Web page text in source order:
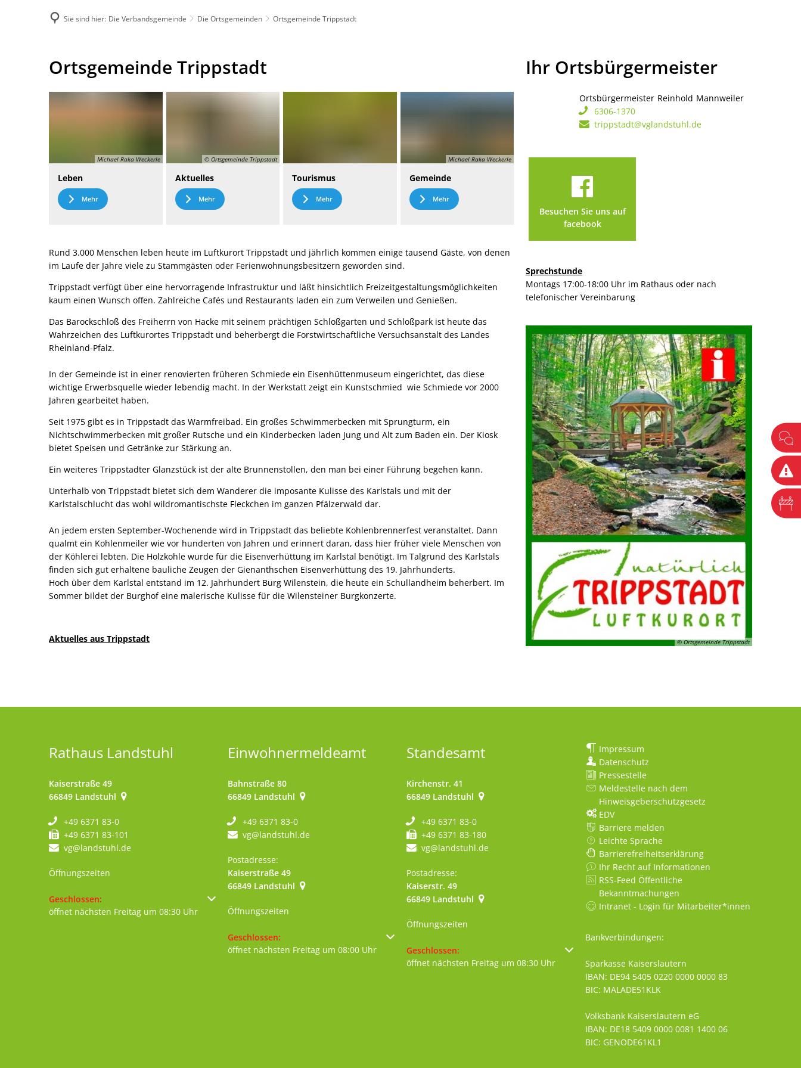
Sie sind hier: Die Verbandsgemeinde Die Ortsgemeinden Ortsgemeinde Trippstadt
Ortsgemeinde
Trippstadt
Ortsgemeinde Trippstadt
Michael Raka Weckerle
Leben
Mehr
© Ortsgemeinde Trippstadt
Aktuelles
Mehr
Tourismus
Mehr
Michael Raka Weckerle
Gemeinde
Mehr
Rund 3.000 Menschen leben heute im Luftkurort Trippstadt und jährlich kommen einige tausend Gäste, von denen
im Laufe der Jahre viele zu Stammgästen oder Ferienwohnungsbesitzern geworden sind.
Trippstadt verfügt über eine hervorragende Infrastruktur und läßt hinsichtlich Freizeitgestaltungsmöglichkeiten
kaum einen Wunsch offen. Zahlreiche Cafés und Restaurants laden ein zum Verweilen und Genießen.
Das Barockschloß des Freiherrn von Hacke mit seinem prächtigen Schloßgarten und Schloßpark ist heute das
Wahrzeichen des Luftkurortes Trippstadt und beherbergt die Forstwirtschaftliche Versuchsanstalt des Landes
Rheinland-Pfalz.
In der Gemeinde ist in einer renovierten früheren Schmiede ein Eisenhüttenmuseum eingerichtet, das diese
wichtige Erwerbsquelle wieder lebendig macht. In der Werkstatt zeigt ein Kunstschmied wie Schmiede vor 2000
Jahren gearbeitet haben.
Seit 1975 gibt es in Trippstadt das Warmfreibad. Ein großes Schwimmerbecken mit Sprungturm, ein
Nichtschwimmerbecken mit großer Rutsche und ein Kinderbecken laden Jung und Alt zum Baden ein. Der Kiosk
bietet Speisen und Getränke zur Stärkung an.
Ein weiteres Trippstadter Glanzstück ist der alte Brunnenstollen, den man bei einer Führung begehen kann.
Unterhalb von Trippstadt bietet sich dem Wanderer die imposante Kulisse des Karlstals und mit der
Karlstalschlucht das wohl wildromantischste Fleckchen im ganzen Pfälzerwald dar.
An jedem ersten September-Wochenende wird in Trippstadt das beliebte Kohlenbrennerfest veranstaltet. Dann
qualmt ein Kohlenmeiler wie vor hunderten von Jahren und erinnert daran, dass hier früher viele Menschen von
der Köhlerei lebten. Die Holzkohle wurde für die Eisenverhüttung im Karlstal benötigt. Im Talgrund des Karlstals
finden sich gut erhaltene bauliche Zeugen der Gienanthschen Eisenverhüttung des 19. Jahrhunderts.
Hoch über dem Karlstal entstand im 12. Jahrhundert Burg Wilenstein, die heute ein Schullandheim beherbert. Im
Sommer bildet der Burghof eine malerische Kulisse für die Wilensteiner Burgkonzerte.
Aktuelles aus Trippstadt
Ihr Ortsbürgermeister
Ortsbürgermeister Reinhold Mannweiler
6306-1370
trippstadt@vglandstuhl.de
Besuchen Sie uns auf
facebook
Sprechstunde
Montags 17:00-18:00 Uhr im Rathaus oder nach
telefonischer Vereinbarung
© Ortsgemeinde Trippstadt
Rathaus Landstuhl
Kaiserstraße 49
66849 Landstuhl
+49 6371 83-0
+49 6371 83-101
vg@landstuhl.de
Öffnungszeiten
Klicken, um weitere Öffnungs- oder Schließzeiten auszublenden
Geschlossen:
öffnet nächsten Freitag um 08:30 Uhr
Einwohnermeldeamt
Bahnstraße 80
66849 Landstuhl
+49 6371 83-0
vg@landstuhl.de
Postadresse:
Kaiserstraße 49
66849 Landstuhl
Öffnungszeiten
Klicken, um weitere Öffnungs- oder Schließzeiten auszublenden
Geschlossen:
öffnet nächsten Freitag um 08:00 Uhr
Standesamt
Kirchenstr. 41
66849 Landstuhl
+49 6371 83-0
+49 6371 83-180
vg@landstuhl.de
Postadresse:
Kaiserstr. 49
66849 Landstuhl
Öffnungszeiten
Klicken, um weitere Öffnungs- oder Schließzeiten auszublenden
Geschlossen:
öffnet nächsten Freitag um 08:30 Uhr
Impressum
Datenschutz
Pressestelle
Meldestelle nach dem
Hinweisgeberschutzgesetz
EDV
Barriere melden
Leichte Sprache
Barrierefreiheitserklärung
Ihr Recht auf Informationen
RSS-Feed Öffentliche
Bekanntmachungen
Intranet - Login für Mitarbeiter*innen
Bankverbindungen:
Sparkasse Kaiserslautern
IBAN: DE94 5405 0220 0000 0000 83
BIC: MALADE51KLK
Volksbank Kaiserslautern eG
IBAN: DE18 5409 0000 0081 1400 06
BIC: GENODE61KL1